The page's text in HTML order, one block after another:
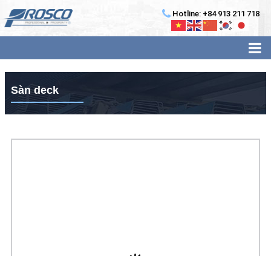
Hotline: +84 913 211 718
Sàn deck